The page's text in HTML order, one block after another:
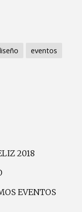
eventos
2018
EVENTOS